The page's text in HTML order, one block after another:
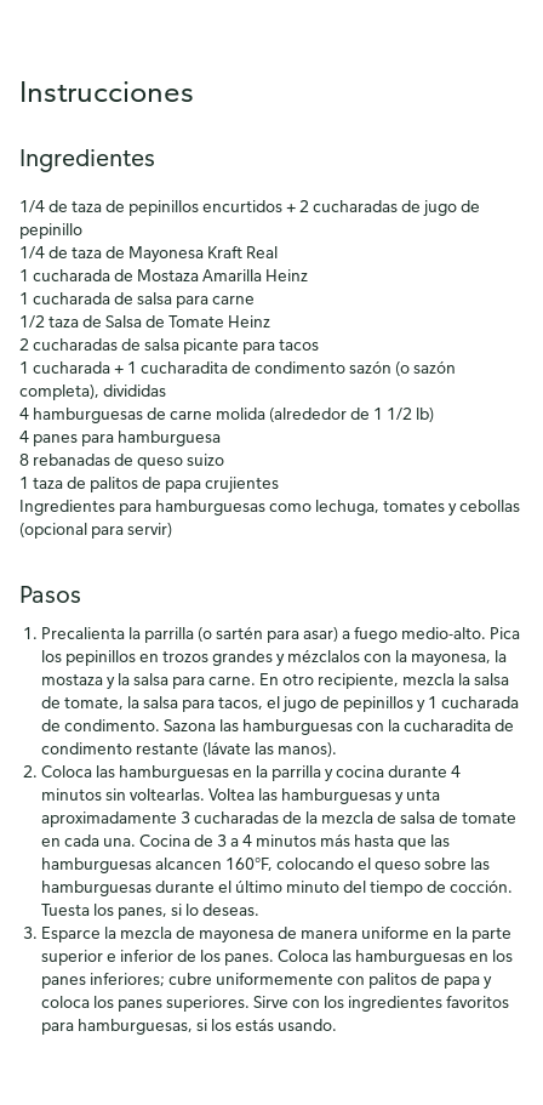
Instrucciones
Ingredientes
1/4 de taza de pepinillos encurtidos + 2 cucharadas de jugo de
pepinillo
1/4 de taza de Mayonesa Kraft Real
1 cucharada de Mostaza Amarilla Heinz
1 cucharada de salsa para carne
1/2 taza de Salsa de Tomate Heinz
2 cucharadas de salsa picante para tacos
1 cucharada + 1 cucharadita de condimento sazón (o sazón
completa), divididas
4 hamburguesas de carne molida (alrededor de 1 1/2 lb)
4 panes para hamburguesa
8 rebanadas de queso suizo
1 taza de palitos de papa crujientes
Ingredientes para hamburguesas como lechuga, tomates y cebollas
(opcional para servir)
Pasos
Precalienta la parrilla (o sartén para asar) a fuego medio-alto. Pica
los pepinillos en trozos grandes y mézclalos con la mayonesa, la
mostaza y la salsa para carne. En otro recipiente, mezcla la salsa
de tomate, la salsa para tacos, el jugo de pepinillos y 1 cucharada
de condimento. Sazona las hamburguesas con la cucharadita de
condimento restante (lávate las manos).
Coloca las hamburguesas en la parrilla y cocina durante 4
minutos sin voltearlas. Voltea las hamburguesas y unta
aproximadamente 3 cucharadas de la mezcla de salsa de tomate
en cada una. Cocina de 3 a 4 minutos más hasta que las
hamburguesas alcancen 160°F, colocando el queso sobre las
hamburguesas durante el último minuto del tiempo de cocción.
Tuesta los panes, si lo deseas.
Esparce la mezcla de mayonesa de manera uniforme en la parte
superior e inferior de los panes. Coloca las hamburguesas en los
panes inferiores; cubre uniformemente con palitos de papa y
coloca los panes superiores. Sirve con los ingredientes favoritos
para hamburguesas, si los estás usando.